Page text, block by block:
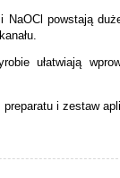
powstają
ułatwiają
i zestaw